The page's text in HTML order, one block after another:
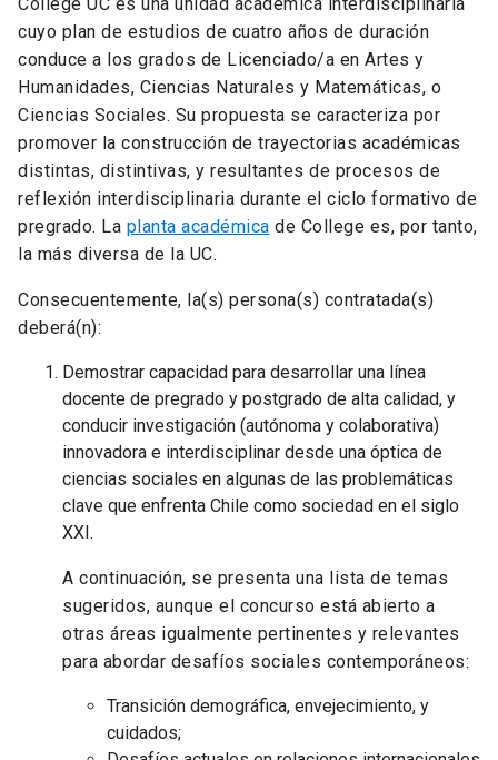
cuyo plan de estudios de cuatro años de duración
conduce a los grados de Licenciado/a en Artes y
Humanidades, Ciencias Naturales y Matemáticas, o
Ciencias Sociales. Su propuesta se caracteriza por
promover la construcción de trayectorias académicas
distintas, distintivas, y resultantes de procesos de
reflexión interdisciplinaria durante el ciclo formativo de
pregrado. La planta académica de College es, por tanto,
la más diversa de la UC.
Consecuentemente, la(s) persona(s) contratada(s)
deberá(n):
Demostrar capacidad para desarrollar una línea
docente de pregrado y postgrado de alta calidad, y
conducir investigación (autónoma y colaborativa)
innovadora e interdisciplinar desde una óptica de
ciencias sociales en algunas de las problemáticas
clave que enfrenta Chile como sociedad en el siglo
XXI.
A continuación, se presenta una lista de temas
sugeridos, aunque el concurso está abierto a
otras áreas igualmente pertinentes y relevantes
para abordar desafíos sociales contemporáneos:
Transición demográfica, envejecimiento, y
cuidados;